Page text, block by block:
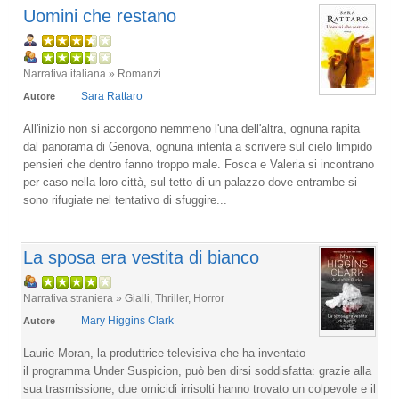
Uomini che restano
Narrativa italiana » Romanzi
Autore Sara Rattaro
All'inizio non si accorgono nemmeno l'una dell'altra, ognuna rapita
dal panorama di Genova, ognuna intenta a scrivere sul cielo limpido
pensieri che dentro fanno troppo male. Fosca e Valeria si incontrano
per caso nella loro città, sul tetto di un palazzo dove entrambe si
sono rifugiate nel tentativo di sfuggire...
La sposa era vestita di bianco
Narrativa straniera » Gialli, Thriller, Horror
Autore Mary Higgins Clark
Laurie Moran, la produttrice televisiva che ha inventato
il programma Under Suspicion, può ben dirsi soddisfatta: grazie alla
sua trasmissione, due omicidi irrisolti hanno trovato un colpevole e il